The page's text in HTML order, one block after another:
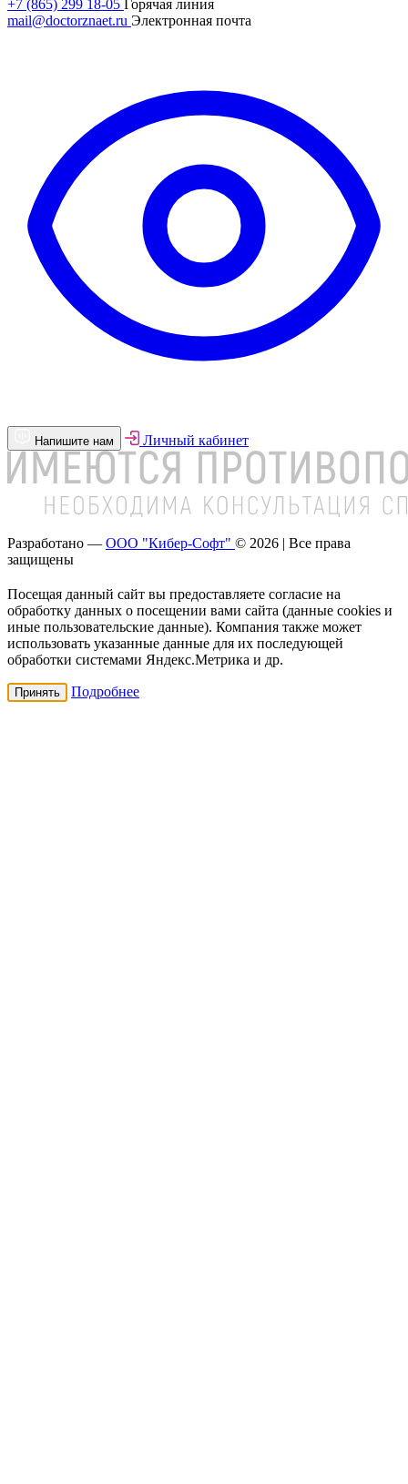
+7 (865) 299 18-05
Горячая линия
mail@doctorznaet.ru Электронная почта
Напишите нам Личный кабинет
Разработано — ООО "Кибер-Софт" © 2026 | Все права
защищены
Посещая данный сайт вы предоставляете согласие на
обработку данных о посещении вами сайта (данные cookies и
иные пользовательские данные). Компания также может
использовать указанные данные для их последующей
обработки системами Яндекс.Метрика и др.
Принять Подробнее